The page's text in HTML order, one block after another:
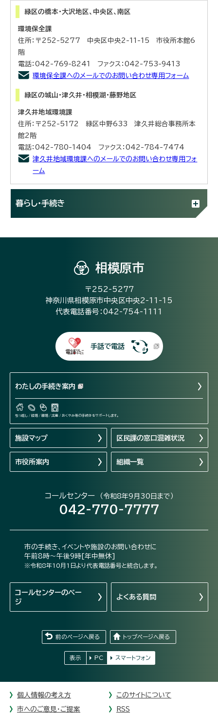
緑区の橋本・大沢地区、中央区、南区
環境保全課
住所：〒252-5277 中央区中央2-11-15 市役所本館6
階
電話：042-769-8241 ファクス：042-753-9413
環境保全課へのメールでのお問い合わせ専用フォーム
緑区の城山・津久井・相模湖・藤野地区
津久井地域環境課
住所：〒252-5172 緑区中野633 津久井総合事務所本
館2階
電話：042-780-1404 ファクス：042-784-7474
津久井地域環境課へのメールでのお問い合わせ専用フォ
ーム
暮らし・手続き
相模原市
〒252-5277
神奈川県相模原市中央区中央2-11-15
代表電話番号：042-754-1111
手話で電話
わたしの手続き案内
引っ越し / 結婚 / 離婚 / 出産 / おくやみ等の手続きをサポートします。
施設マップ 区民課の窓口混雑状況
市役所案内 組織一覧
コールセンター （令和8年9月30日まで）
042-770-7777
市の手続き、イベントや施設のお問い合わせに
午前8時～午後9時[年中無休]
※令和8年10月1日より代表電話番号と統合します。
コールセンターのペー
ジ
よくある質問
前のページへ戻る トップページへ戻る
表示 PC スマートフォン
個人情報の考え方 このサイトについて
市へのご意見・ご提案 RSS